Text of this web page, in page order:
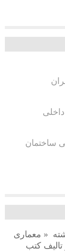
ساختمان
« معماری
تالیف کتب